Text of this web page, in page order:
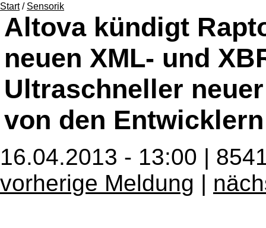
Start/ Sensorik
Altova kündigt
neuen XML- und
Ultraschneller
von den
16.04.2013 - 13:00 |
vorherige Meldung |